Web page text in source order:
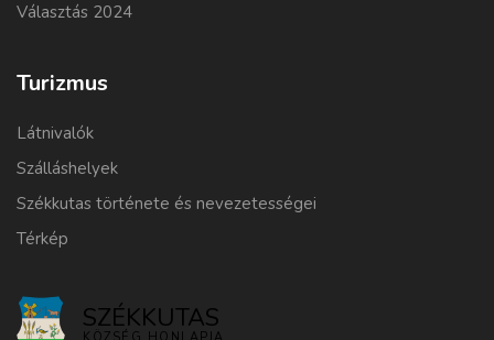
Választás 2024
Turizmus
Látnivalók
Szálláshelyek
Székkutas története és nevezetességei
Térkép
SZÉKKUTAS